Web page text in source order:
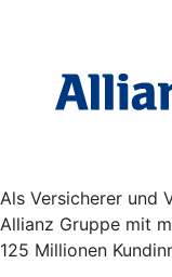
Als Versicherer und
Allianz Gruppe mit
125 Millionen